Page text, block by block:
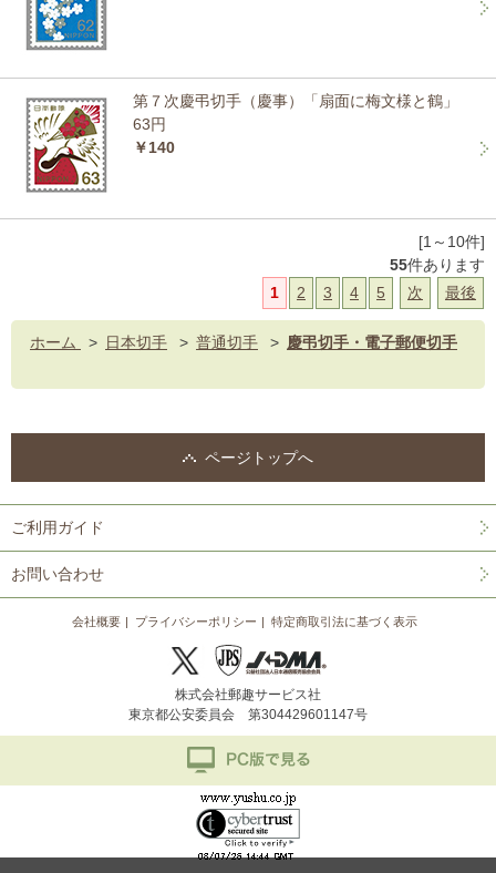
第７次慶弔切手（慶事）「扇面に梅文様と鶴」
63円
￥140
[1～10件]
55件あります
1
2 3 4 5 次 最後
ホーム > 日本切手 > 普通切手 > 慶弔切手・電子郵便切手
ページトップへ
ご利用ガイド
お問い合わせ
会社概要 プライバシーポリシー 特定商取引法に基づく表示
株式会社郵趣サービス社
東京都公安委員会 第304429601147号